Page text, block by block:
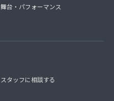
舞台・パフォーマンス
スタッフに相談する